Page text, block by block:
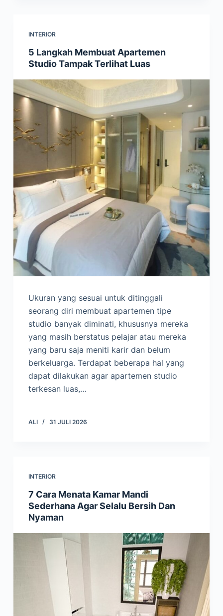
INTERIOR
5 Langkah Membuat Apartemen
Studio Tampak Terlihat Luas
Ukuran yang sesuai untuk ditinggali
seorang diri membuat apartemen tipe
studio banyak diminati, khususnya mereka
yang masih berstatus pelajar atau mereka
yang baru saja meniti karir dan belum
berkeluarga. Terdapat beberapa hal yang
dapat dilakukan agar apartemen studio
terkesan luas,…
ALI 31 JULI 2026
INTERIOR
7 Cara Menata Kamar Mandi
Sederhana Agar Selalu Bersih Dan
Nyaman